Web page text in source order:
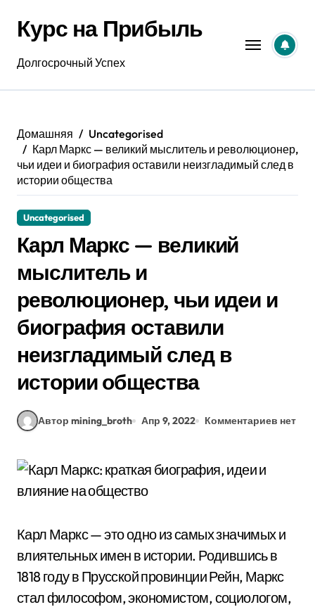
содержанию
Курс на Прибыль
Долгосрочный Успех
Домашняя
Uncategorised
Карл Маркс — великий мыслитель и революционер,
чьи идеи и биография оставили неизгладимый след в
истории общества
Uncategorised
Карл Маркс — великий
мыслитель и
революционер, чьи идеи и
биография оставили
неизгладимый след в
истории общества
Автор mining_broth Апр 9, 2022 Комментариев нет
Карл Маркс — это одно из самых значимых и
влиятельных имен в истории. Родившись в
1818 году в Прусской провинции Рейн, Маркс
стал философом, экономистом, социологом,